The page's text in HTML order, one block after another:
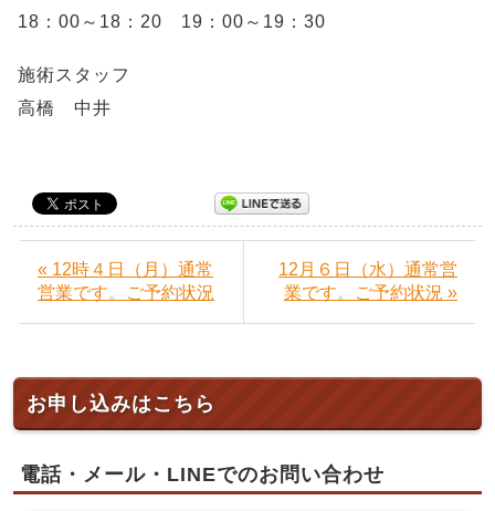
18：00～18：20 19：00～19：30
施術スタッフ
高橋 中井
« 12時４日（月）通常
営業です。ご予約状況
12月６日（水）通常営
業です。ご予約状況 »
お申し込みはこちら
電話・メール・LINEでのお問い合わせ